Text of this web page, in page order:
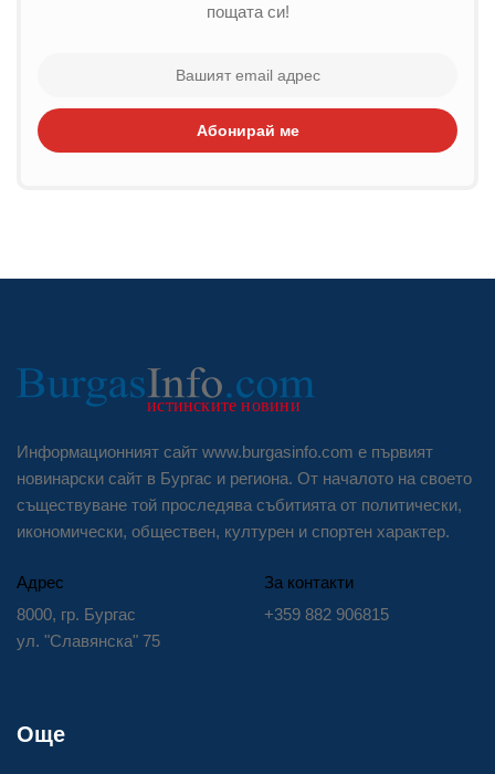
пощата си!
Абонирай ме
Информационният сайт www.burgasinfo.com е първият
новинарски сайт в Бургас и региона. От началото на своето
съществуване той проследява събитията от политически,
икономически, обществен, културен и спортен характер.
Адрес
8000, гр. Бургас
ул. "Славянска" 75
За контакти
+359 882 906815
Още